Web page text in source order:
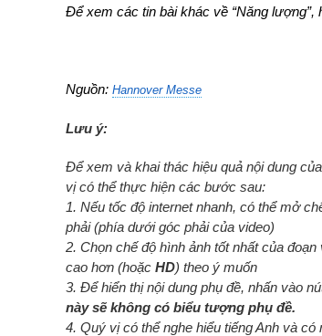
Để xem các tin bài khác về “Năng lượng”,
Nguồn: Hannover Messe
Lưu ý:
Để xem và khai thác hiệu quả nội dung
vị có thể thực hiện các bước sau:
1. Nếu tốc độ internet nhanh, có thể mở
phải (phía dưới góc phải của video)
2. Chọn chế độ hình ảnh tốt nhất của
cao hơn (hoặc HD) theo ý muốn
3. Để hiển thị nội dung phụ đề, nhấn vào
này sẽ không có biểu tượng phụ đề.
4. Quý vị có thể nghe hiểu tiếng Anh và